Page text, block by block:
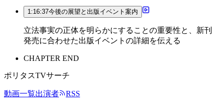
1:16:37今後の展望と出版イベント案内
立法事実の正体を明らかにすることの重要性と、新刊
発売に合わせた出版イベントの詳細を伝える
CHAPTER END
ポリタスTVサーチ
動画一覧出演者 RSS